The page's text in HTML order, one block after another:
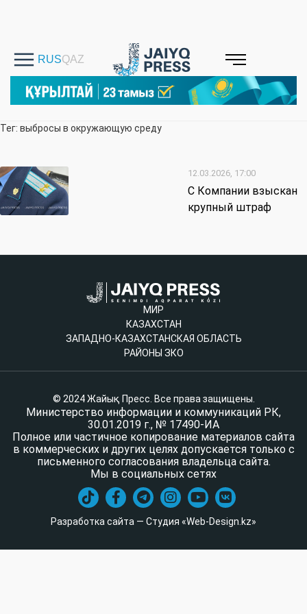
Тег: выбросы в окружающую среду
12.03.2026, 17:00
C Компании взыскан
крупный штраф
МИР
КАЗАХСТАН
ЗАПАДНО-КАЗАХСТАНСКАЯ ОБЛАСТЬ
РАЙОНЫ ЗКО
© 2024 Жайық Пресс. Все права защищены.
Министерство информации и коммуникаций РК,
30.01.2019 г., № 17490-ИА
Полное или частичное копирование материалов сайта
в коммерческих и других целях допускается только с
письменного согласования владельца сайта.
Мы в социальных сетях
Разработка сайта — Студия «Web-Design.kz»